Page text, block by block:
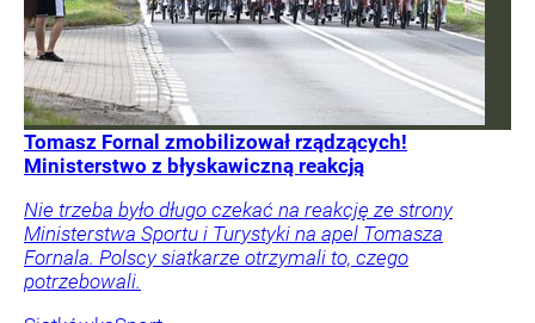
Tomasz Fornal zmobilizował rządzących!
Ministerstwo z błyskawiczną reakcją
Nie trzeba było długo czekać na reakcję ze strony
Ministerstwa Sportu i Turystyki na apel Tomasza
Fornala. Polscy siatkarze otrzymali to, czego
potrzebowali.